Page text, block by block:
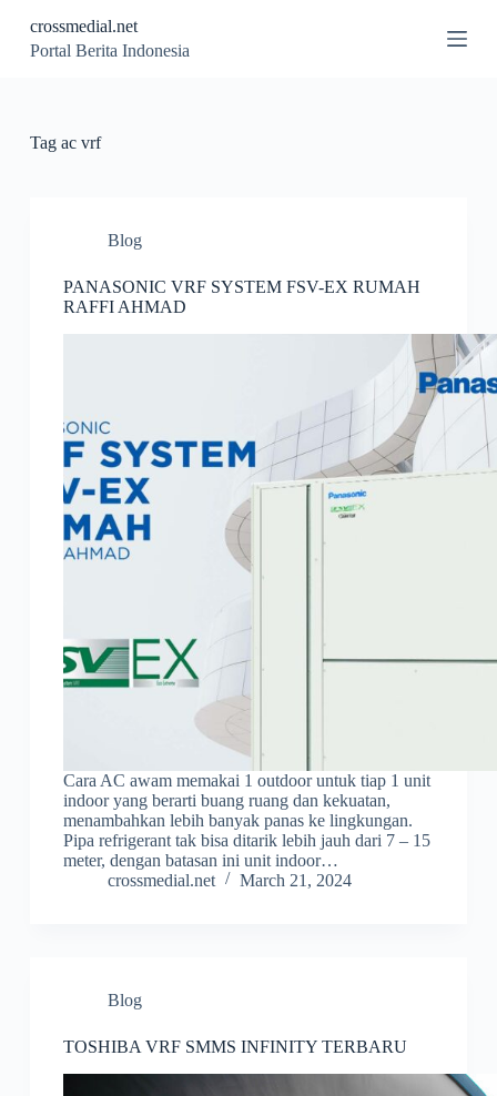
S
k
crossmedial.net
Portal Berita Indonesia
Tagac vrf
Blog
PANASONIC VRF SYSTEM FSV-EX RUMAH
RAFFI AHMAD
Cara AC awam memakai 1 outdoor untuk tiap 1 unit
indoor yang berarti buang ruang dan kekuatan,
menambahkan lebih banyak panas ke lingkungan.
Pipa refrigerant tak bisa ditarik lebih jauh dari 7 – 15
meter, dengan batasan ini unit indoor…
crossmedial.net
March 21, 2024
Blog
TOSHIBA VRF SMMS INFINITY TERBARU